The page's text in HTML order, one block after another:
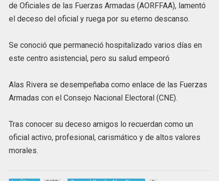
de Oficiales de las Fuerzas Armadas (AORFFAA), lamentó
el deceso del oficial y ruega por su eterno descanso.
Se conoció que permaneció hospitalizado varios días en
este centro asistencial, pero su salud empeoró
Alas Rivera se desempeñaba como enlace de las Fuerzas
Armadas con el Consejo Nacional Electoral (CNE).
Tras conocer su deceso amigos lo recuerdan como un
oficial activo, profesional, carismático y de altos valores
morales.